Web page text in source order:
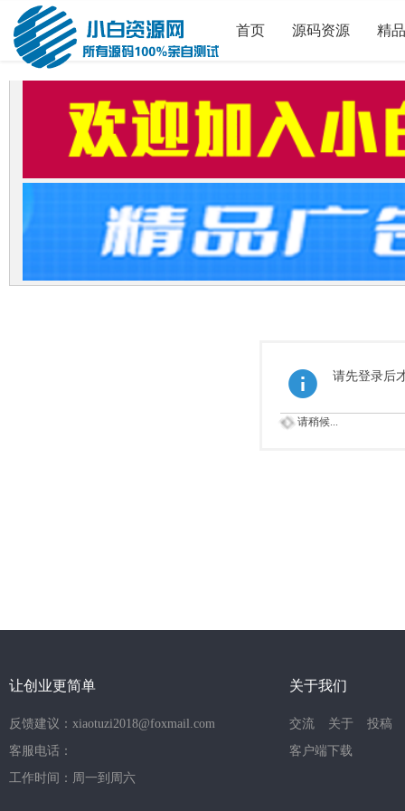
首页 源码资源 精
请先登录后
请稍候...
让创业更简单
反馈建议：xiaotuzi2018@foxmail.com
客服电话：
工作时间：周一到周六
关于我们
交流 关于
投稿
客户端下载